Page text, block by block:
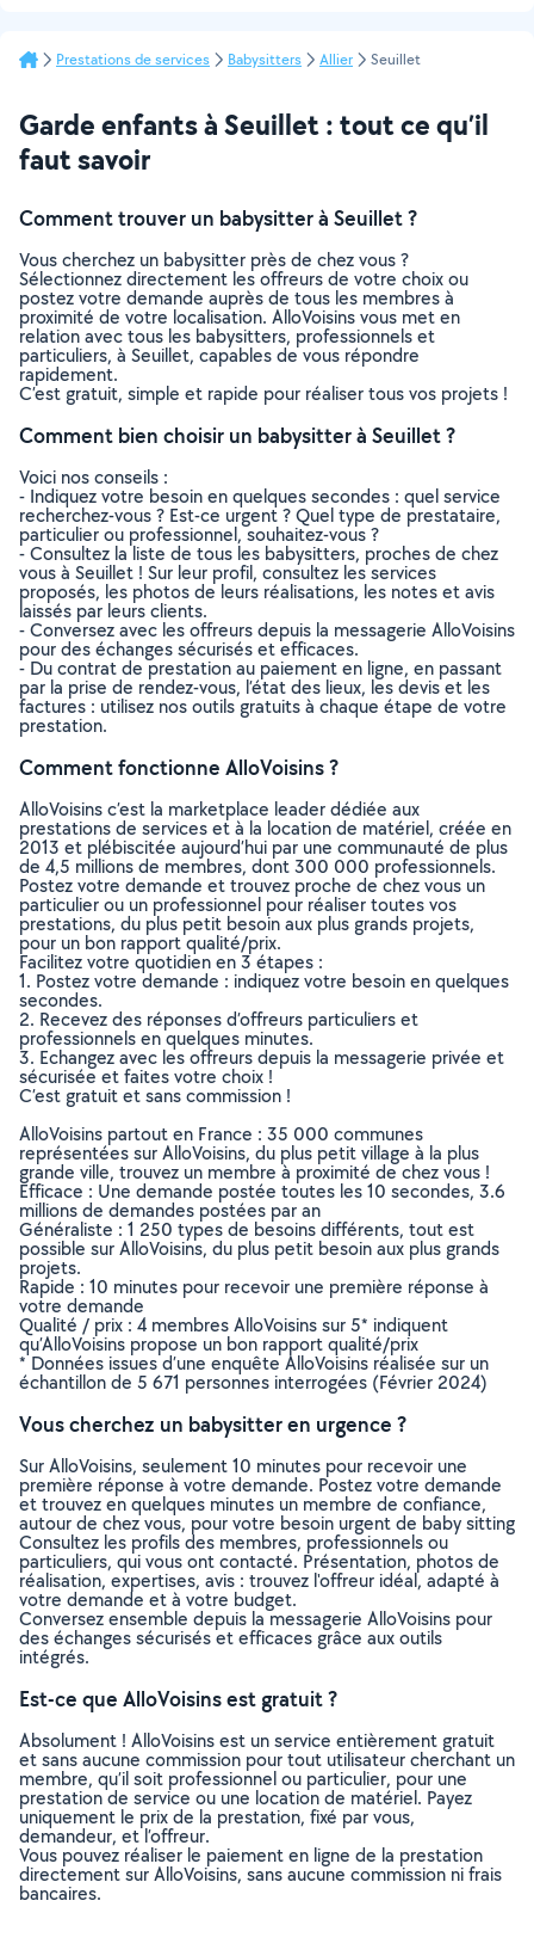
Prestations de services Babysitters Allier Seuillet
Garde enfants à Seuillet : tout ce qu’il
faut savoir
Comment trouver un babysitter à Seuillet ?
Vous cherchez un babysitter près de chez vous ?
Sélectionnez directement les offreurs de votre choix ou
postez votre demande auprès de tous les membres à
proximité de votre localisation. AlloVoisins vous met en
relation avec tous les babysitters, professionnels et
particuliers, à Seuillet, capables de vous répondre
rapidement.
C’est gratuit, simple et rapide pour réaliser tous vos projets !
Comment bien choisir un babysitter à Seuillet ?
Voici nos conseils :
- Indiquez votre besoin en quelques secondes : quel service
recherchez-vous ? Est-ce urgent ? Quel type de prestataire,
particulier ou professionnel, souhaitez-vous ?
- Consultez la liste de tous les babysitters, proches de chez
vous à Seuillet ! Sur leur profil, consultez les services
proposés, les photos de leurs réalisations, les notes et avis
laissés par leurs clients.
- Conversez avec les offreurs depuis la messagerie AlloVoisins
pour des échanges sécurisés et efficaces.
- Du contrat de prestation au paiement en ligne, en passant
par la prise de rendez-vous, l’état des lieux, les devis et les
factures : utilisez nos outils gratuits à chaque étape de votre
prestation.
Comment fonctionne AlloVoisins ?
AlloVoisins c’est la marketplace leader dédiée aux
prestations de services et à la location de matériel, créée en
2013 et plébiscitée aujourd’hui par une communauté de plus
de 4,5 millions de membres, dont 300 000 professionnels.
Postez votre demande et trouvez proche de chez vous un
particulier ou un professionnel pour réaliser toutes vos
prestations, du plus petit besoin aux plus grands projets,
pour un bon rapport qualité/prix.
Facilitez votre quotidien en 3 étapes :
1. Postez votre demande : indiquez votre besoin en quelques
secondes.
2. Recevez des réponses d’offreurs particuliers et
professionnels en quelques minutes.
3. Echangez avec les offreurs depuis la messagerie privée et
sécurisée et faites votre choix !
C’est gratuit et sans commission !
AlloVoisins partout en France : 35 000 communes
représentées sur AlloVoisins, du plus petit village à la plus
grande ville, trouvez un membre à proximité de chez vous !
Efficace : Une demande postée toutes les 10 secondes, 3.6
millions de demandes postées par an
Généraliste : 1 250 types de besoins différents, tout est
possible sur AlloVoisins, du plus petit besoin aux plus grands
projets.
Rapide : 10 minutes pour recevoir une première réponse à
votre demande
Qualité / prix : 4 membres AlloVoisins sur 5* indiquent
qu’AlloVoisins propose un bon rapport qualité/prix
* Données issues d’une enquête AlloVoisins réalisée sur un
échantillon de 5 671 personnes interrogées (Février 2024)
Vous cherchez un babysitter en urgence ?
Sur AlloVoisins, seulement 10 minutes pour recevoir une
première réponse à votre demande. Postez votre demande
et trouvez en quelques minutes un membre de confiance,
autour de chez vous, pour votre besoin urgent de baby sitting
Consultez les profils des membres, professionnels ou
particuliers, qui vous ont contacté. Présentation, photos de
réalisation, expertises, avis : trouvez l'offreur idéal, adapté à
votre demande et à votre budget.
Conversez ensemble depuis la messagerie AlloVoisins pour
des échanges sécurisés et efficaces grâce aux outils
intégrés.
Est-ce que AlloVoisins est gratuit ?
Absolument ! AlloVoisins est un service entièrement gratuit
et sans aucune commission pour tout utilisateur cherchant un
membre, qu’il soit professionnel ou particulier, pour une
prestation de service ou une location de matériel. Payez
uniquement le prix de la prestation, fixé par vous,
demandeur, et l’offreur.
Vous pouvez réaliser le paiement en ligne de la prestation
directement sur AlloVoisins, sans aucune commission ni frais
bancaires.